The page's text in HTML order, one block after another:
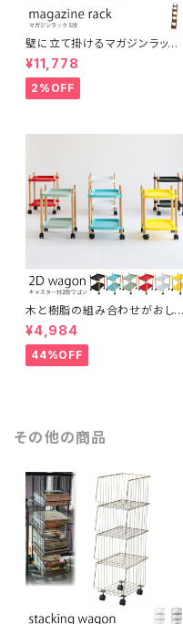
壁に立て掛けるマガジンラック
5段 木製 ディスプレイラック パ
ンフレットスタンド
¥11,778
2%OFF
木と樹脂の組み合わせがおしゃ
れな2段ワゴン スッキリ片づけ
キャスター付き 取っ手付き 多目
的 サイドワゴン ナイトテーブル
ガレージ キッチンワゴン インテ
¥4,984
44%OFF
その他の商品